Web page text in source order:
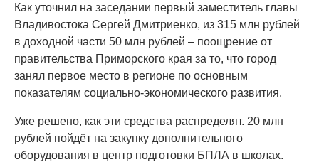
Как уточнил на заседании первый заместитель главы
Владивостока Сергей Дмитриенко, из 315 млн рублей
в доходной части 50 млн рублей – поощрение от
правительства Приморского края за то, что город
занял первое место в регионе по основным
показателям социально-экономического развития.
Уже решено, как эти средства распределят. 20 млн
рублей пойдёт на закупку дополнительного
оборудования в центр подготовки БПЛА в школах.